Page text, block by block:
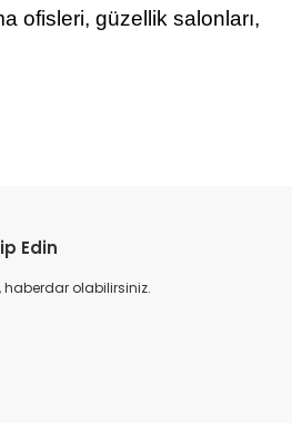
ofisleri, güzellik salonları,
Edin
olabilirsiniz.